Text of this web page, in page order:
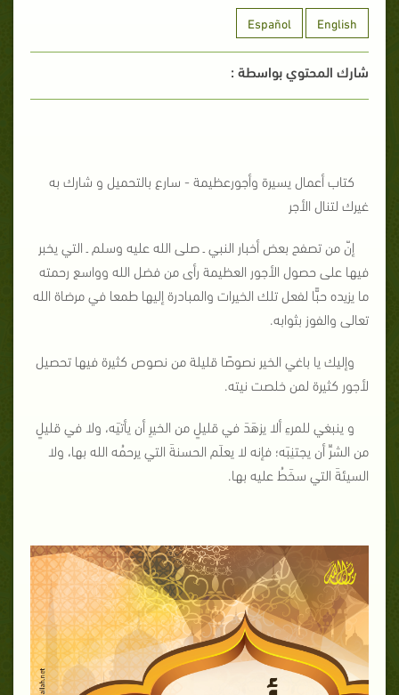
English
Español
شارك المحتوي بواسطة :
كتاب أعمال يسيرة وأجورعظيمة - سارع بالتحميل و شارك به
غيرك لتنال الأجر
إنّ من تصفح بعض أخبار النبي ـ صلى الله عليه وسلم ـ التي يخبر
فيها على حصول الأجور العظيمة رأى من فضل الله وواسع رحمته
ما يزيده حبًّا لفعل تلك الخيرات والمبادرة إليها طمعا في مرضاة الله
تعالى والفوز بثوابه.
وإليك يا باغي الخير نصوصًا قليلة من نصوص كثيرة فيها تحصيل
لأجور كثيرة لمن خلصت نيته.
و ينبغي للمرءِ ألا يزهَدَ في قليلٍ من الخيرِ أن يأتيَه، ولا في قليلٍ
من الشرِّ أن يجتنِبَه؛ فإنه لا يعلَم الحسنةَ التي يرحمُه الله بها، ولا
السيئةَ التي سخَطُ عليه بها.